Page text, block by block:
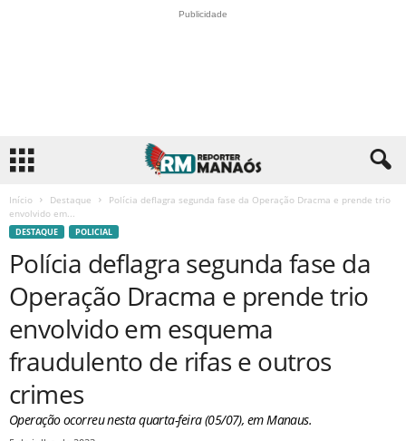
Publicidade
Início Destaque
Polícia deflagra segunda fase da Operação Dracma e prende trio
envolvido em...
DESTAQUE POLICIAL
Polícia deflagra segunda fase da
Operação Dracma e prende trio
envolvido em esquema
fraudulento de rifas e outros
crimes
Operação ocorreu nesta quarta-feira (05/07), em Manaus.